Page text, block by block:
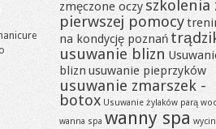
zmęczone oczy szkolenia
pierwszej pomocy
na kondycję poznań
usuwanie blizn
blizn usuwanie pieprzyków
usuwanie zmarszek -
botox Usuwanie żylaków parą
wanna spa wanny spa